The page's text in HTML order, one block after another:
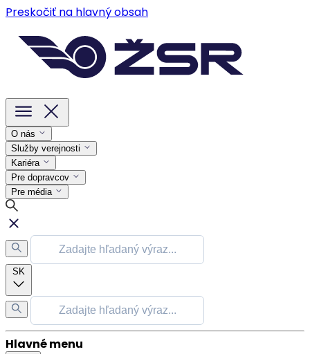
Preskočiť na hlavný obsah
O nás
Služby verejnosti
Kariéra
Pre dopravcov
Pre média
SK
Hlavné menu